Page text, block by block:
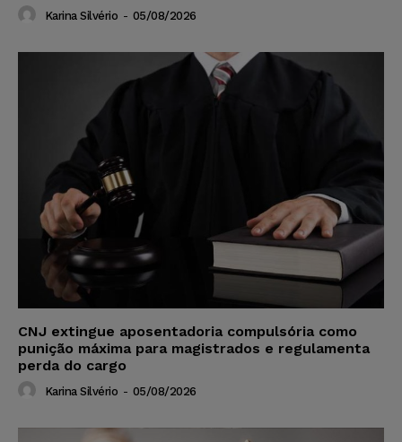
Karina Silvério - 05/08/2026
CNJ extingue aposentadoria compulsória como
punição máxima para magistrados e regulamenta
perda do cargo
Karina Silvério - 05/08/2026